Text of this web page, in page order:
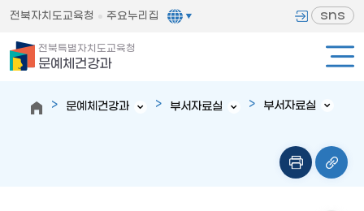
전북자치도교육청 주요누리집 sns
전북특별자치도교육청
문예체건강과
문예체건강과 부서자료실 부서자료실